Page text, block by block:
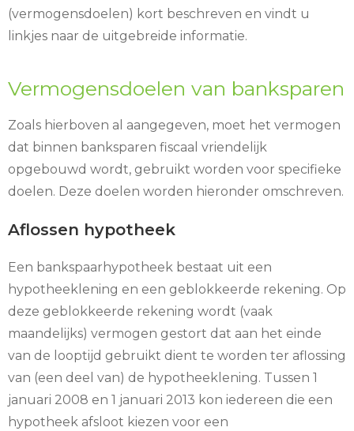
(vermogensdoelen) kort beschreven en vindt u
linkjes naar de uitgebreide informatie.
Vermogensdoelen van banksparen
Zoals hierboven al aangegeven, moet het vermogen
dat binnen banksparen fiscaal vriendelijk
opgebouwd wordt, gebruikt worden voor specifieke
doelen. Deze doelen worden hieronder omschreven.
Aflossen hypotheek
Een bankspaarhypotheek bestaat uit een
hypotheeklening en een geblokkeerde rekening. Op
deze geblokkeerde rekening wordt (vaak
maandelijks) vermogen gestort dat aan het einde
van de looptijd gebruikt dient te worden ter aflossing
van (een deel van) de hypotheeklening. Tussen 1
januari 2008 en 1 januari 2013 kon iedereen die een
hypotheek afsloot kiezen voor een